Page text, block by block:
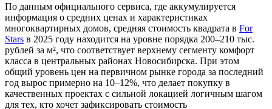
По данным официального сервиса, где аккумулируется
информация о средних ценах и характеристиках
многоквартирных домов, средняя стоимость квадрата в For
Stars в 2025 году находится на уровне порядка 200–210 тыс.
рублей за м², что соответствует верхнему сегменту комфорт
класса в центральных районах Новосибирска. При этом
общий уровень цен на первичном рынке города за последний
год вырос примерно на 10–12%, что делает покупку в
качественных проектах с сильной локацией логичным шагом
для тех, кто хочет зафиксировать стоимость